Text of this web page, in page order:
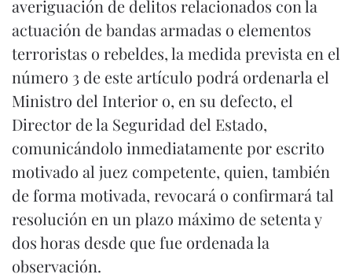
averiguación de delitos relacionados con la
actuación de bandas armadas o elementos
terroristas o rebeldes, la medida prevista en el
número 3 de este artículo podrá ordenarla el
Ministro del Interior o, en su defecto, el
Director de la Seguridad del Estado,
comunicándolo inmediatamente por escrito
motivado al juez competente, quien, también
de forma motivada, revocará o confirmará tal
resolución en un plazo máximo de setenta y
dos horas desde que fue ordenada la
observación.